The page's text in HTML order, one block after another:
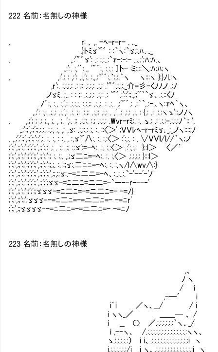
222 名前：名無しの神様
. r: ､ ,. -ﾍｰrｰr- . .._
,}トﾐゞ'"´ : :｀ヽ:｀ゞ.:.ﾊ､.._
. ,.:'"´ゞ': .: :.:..:`:rｰ:‐:- ..､;';ﾊ;ﾊ.、
,.:':. :,'´:.., '"´:. :.:.: 〕ト- ミ::::＼;ﾊ;ﾊ;ヽ
. ,:'.: : ,:': .:,':. :.,.:'"´:.`:.:.｀ヽ ヽ:::ヽ }:}ﾉl.:ヽ
,r':. :.:.;.: .: ;: .:.:,: .:.; .'"´.:..:._介=彡ｰくﾉﾉノ .:ﾉ
ノゞﾐ. ;.. : : ;: .:..;.: .:,: .: '"´.:'::':;.,;;ﾞﾞ｀`ゞ、.:.::くﾉ
ﾉ´:, :., :.'.: .:.:.;. :.:.;: .:.,:. : .:.. ,:'"´.: .:｀`,.:‐.､ヽ::rﾍ｀ヽ、
,.;': :,: .;..: .:.',: .:. ;: .:.;: .:.;: .:.: . ,' .: .:.: .:. : {.: .: .:.:ヽゝ'::ノﾉヽ
. ,.;'; ; .: ;., ;. , ;. ',:. ;: .:.;:. :.; .:.:.: .Wvr-ｒﾐ:. :. ゝ.: .: .:.:ｰ.:.:.:ﾉ｀
,.;':;',:;':;.:.:. :.:, ;, ,; ,ゞ: .:.;:.: ;. :. ::〈＞' ;ＶＶﾚﾍｰr-rﾐゞ､_;_ノヽ::::;ﾉ
. ,.;';':;',:;':;':;',:. :. :, : :, , :,ゞ'"八:. :. :.:〈＞ :':,:. : . ∨ＶＶｌ/l//｀ヽ;ノ
;':;',:;':;':;';':;',:;':;: .: . :; .:; :;ゞ':=-ﾍ:. :. :.:〈＞ .:':,:.: }::l＞ 〈／´
;':;',:;':;':;';':;',:;':;':; :. :;. ,.;ゞ二ﾆ=-ﾍ:. :. :.〈＞ .:.:,:.: }:::l＞
;':;',:;':;':;';':;',:;':;':;.;. :. :;ゞ:.二ﾆﾆ=-ﾍ:. :. :.ヽ/l∧wv∧:}
;':;',:;':;':;';':;',:;';':;',:;,:;ゞ:.-=ﾆ二ニ=-ﾍ、:..:..:.`ｰ'ｰｰ'ｰ'ﾉ
;':;',:;':;':;';':;',:;';';ゞゞ-=ﾆ二ﾆ=ニ二=-`ーｰ-rｰ--‐'
;':;',:;':;':;';':;ゞゞゞ-=ﾆ二ﾆ=-=ニ二ﾆ=- -=ﾉ}
;':;',:;':;';ゞゞゞ‐-=ﾆ二ﾆ=-=ニ二ﾆ=- -=ﾆr'
;':;',:;ゞゞゞゞ‐-=ﾆ二ﾆ=-=ニ二ﾆ=- -=ﾆﾉ
223 名前：名無しの神様
,、
ﾉ ヽ
/ i
,-─´ i
i´i ／ヽ、__/ / i
i ヽヽ_／ ＿＿─ 、 /
i __ ○ ／.:.:.:.:.:.:｀ヽ、_/
i ,-‐ヽ、 /.:.:.:.:.:.:.:.:.:.:.:.:.:.:ヽヽ、
ゝ.:.:.:.:.:） i i、.:.:.:.:.:.:.:.:.:.:.:.:.:i ヽ
i.:.:.:.:.:.:/i i ヽ、.:.:.:.:.:.:.:.:.:.:.:.:.:i ヽ